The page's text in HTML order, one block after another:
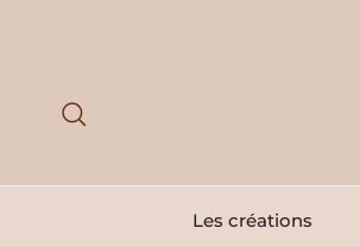
Les créations